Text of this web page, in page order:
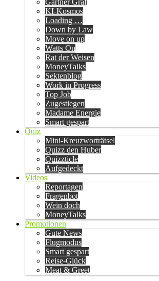
Gärtner Graf
KI-Kosmos
Loading …
Down by Law
Move on up
Watts On
Rat der Weisen
MoneyTalks
Sektenblog
Work in Progress
Top Job
Zugestiegen
Madame Energie
Smart gespart
Quiz
Mini-Kreuzworträtsel
Quizz den Huber
Quizzticle
Aufgedeckt
Videos
Reportagen
Fragenbot
Wein doch
MoneyTalks
Promotionen
Gute News
Flugmodus
Smart gespart
Reise-Glück
Meat & Greet